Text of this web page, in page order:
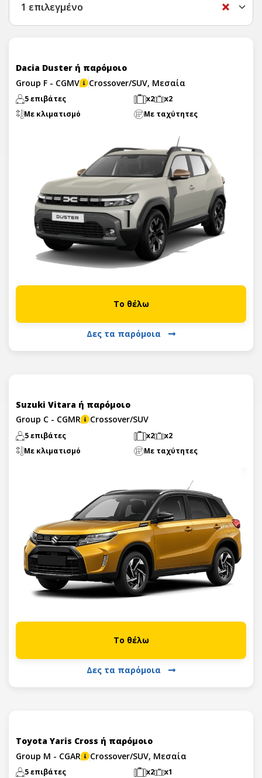
1 επιλεγμένο
Dacia Duster ή παρόμοιο
Group F - CGMV
Crossover/SUV, Μεσαία
5 επιβάτες x2
x2
Με κλιματισμό
Με ταχύτητες
Το θέλω
Δες τα παρόμοια
Suzuki Vitara ή παρόμοιο
Group C - CGMR
Crossover/SUV
5 επιβάτες x2
x2
Με κλιματισμό
Με ταχύτητες
Το θέλω
Δες τα παρόμοια
Toyota Yaris Cross ή παρόμοιο
Group M - CGAR
Crossover/SUV, Μεσαία
5 επιβάτες x2
x1